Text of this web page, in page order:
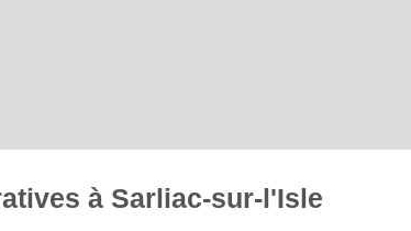
à Sarliac-sur-l'Isle